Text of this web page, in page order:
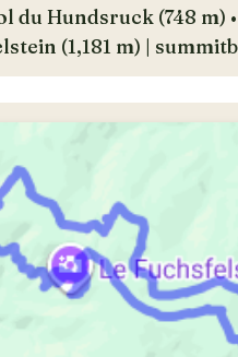
du Hundsruck (748 m)
(1,181 m) |